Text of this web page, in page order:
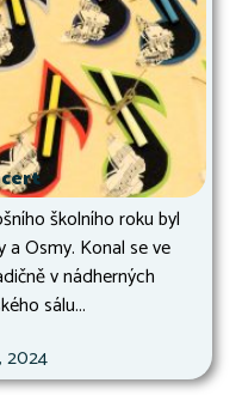
školního roku byl
Osmy. Konal se ve
v nádherných
sálu...
2024